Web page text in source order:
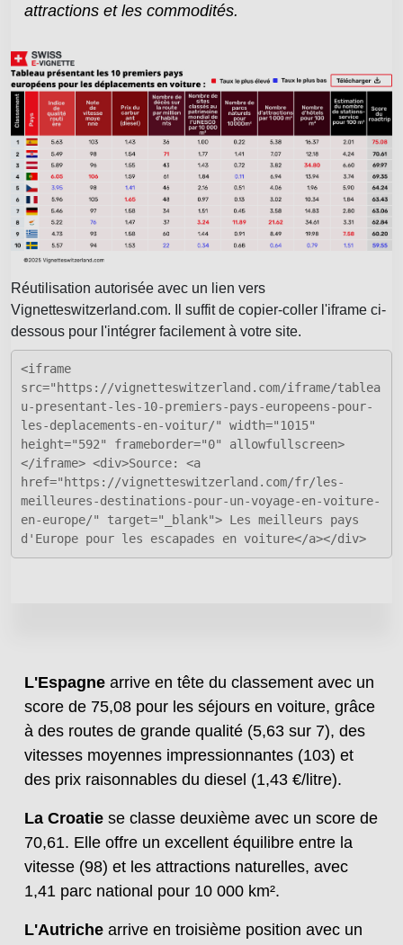
attractions et les commodités.
Réutilisation autorisée avec un lien vers
Vignetteswitzerland.com. Il suffit de copier-coller l'iframe ci-
dessous pour l'intégrer facilement à votre site.
<iframe
src="https://vignetteswitzerland.com/iframe/tablea
u-presentant-les-10-premiers-pays-europeens-pour-
les-deplacements-en-voitur/" width="1015"
height="592" frameborder="0" allowfullscreen>
</iframe> <div>Source: <a
href="https://vignetteswitzerland.com/fr/les-
meilleures-destinations-pour-un-voyage-en-voiture-
en-europe/" target="_blank"> Les meilleurs pays
d'Europe pour les escapades en voiture</a></div>
L'Espagne arrive en tête du classement avec un
score de 75,08 pour les séjours en voiture, grâce
à des routes de grande qualité (5,63 sur 7), des
vitesses moyennes impressionnantes (103) et
des prix raisonnables du diesel (1,43 €/litre).
La Croatie se classe deuxième avec un score de
70,61. Elle offre un excellent équilibre entre la
vitesse (98) et les attractions naturelles, avec
1,41 parc national pour 10 000 km².
L'Autriche arrive en troisième position avec un